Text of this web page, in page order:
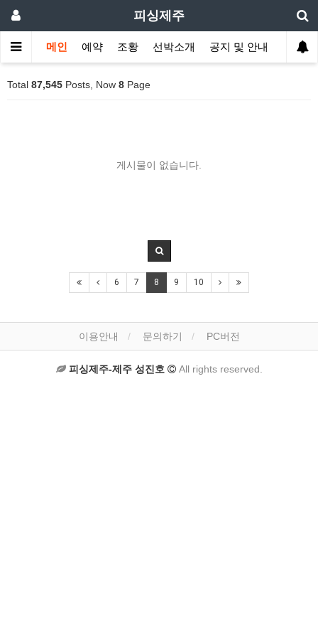
피싱제주
메인 예약 조황 선박소개 공지 및 안내
Total 87,545 Posts, Now 8 Page
게시물이 없습니다.
6 7 8 9 10
이용안내 문의하기 PC버전
피싱제주-제주 성진호 All rights reserved.